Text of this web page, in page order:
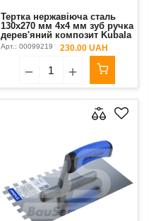
Тертка нержавіюча сталь
130х270 мм 4х4 мм зуб ручка
дерев'яний композит Kubala
Арт.: 00099219 230.00 UAH